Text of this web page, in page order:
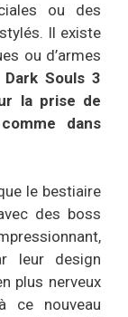
ou des
Il existe
ou d’armes
Dark Souls 3
la prise de
dans
le bestiaire
des boss
leur design
plus nerveux
ce nouveau